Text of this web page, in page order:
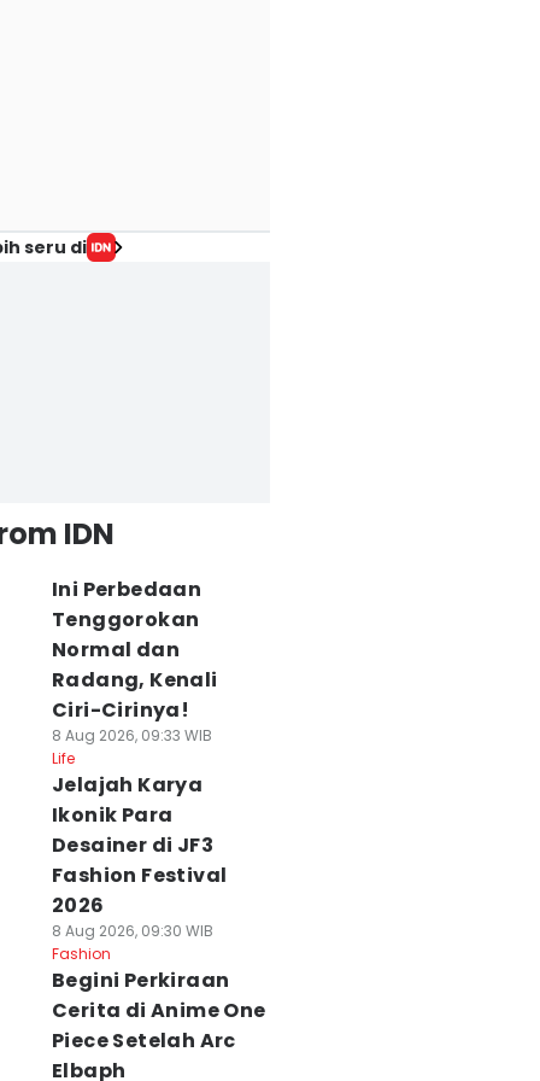
seru di
IDN
Ini Perbedaan
Tenggorokan
Normal dan
Radang, Kenali
Ciri-Cirinya!
8 Aug 2026, 09:33 WIB
Life
Jelajah Karya
Ikonik Para
Desainer di JF3
Fashion Festival
2026
8 Aug 2026, 09:30 WIB
Fashion
Begini Perkiraan
Cerita di Anime One
Piece Setelah Arc
Elbaph